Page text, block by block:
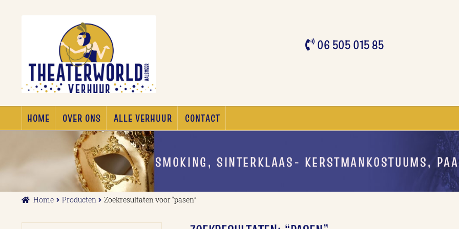
06 505 015 85
HOME OVER ONS ALLE VERHUUR CONTACT
SMOKING, SINTERKLAAS- KERSTMANKOSTUUMS,
Home Producten Zoekresultaten voor “pasen”